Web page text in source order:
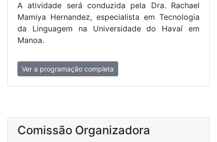
A atividade será conduzida pela Dra. Rachael
Mamiya Hernandez, especialista em Tecnologia
da Linguagem na Universidade do Havaí em
Manoa.
Ver a programação completa
Comissão Organizadora